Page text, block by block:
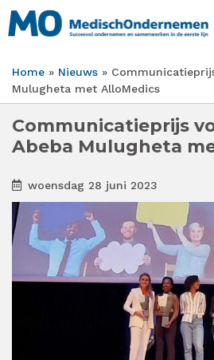
Overslaan
en
inhoud
gaan
Kruimelpad
Home Nieuws
Mulugheta met AlloMedics
Communicatieprijs
Abeba Mulugheta
woensdag 28 juni 2023